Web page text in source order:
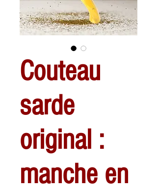
Couteau
sarde
original :
manche en